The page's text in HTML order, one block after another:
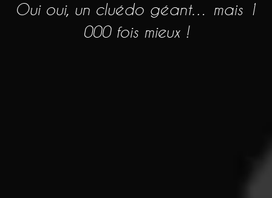
Oui oui, un cluédo géant… mais 1
000 fois mieux !